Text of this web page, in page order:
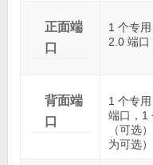
正面端
口
1 个专
2.0 端口
背面端
口
1 个专
端口，1
（可选
为可选）